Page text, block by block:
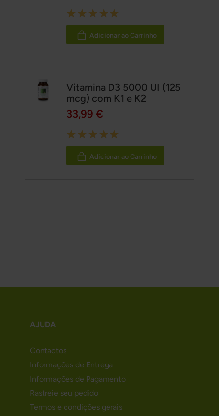
Rating:
100%
Adicionar ao Carrinho
Vitamina D3 5000 UI (125
mcg) com K1 e K2
33,99 €
Rating:
100%
Adicionar ao Carrinho
AJUDA
Contactos
Informações de Entrega
Informações de Pagamento
Rastreie seu pedido
Termos e condições gerais